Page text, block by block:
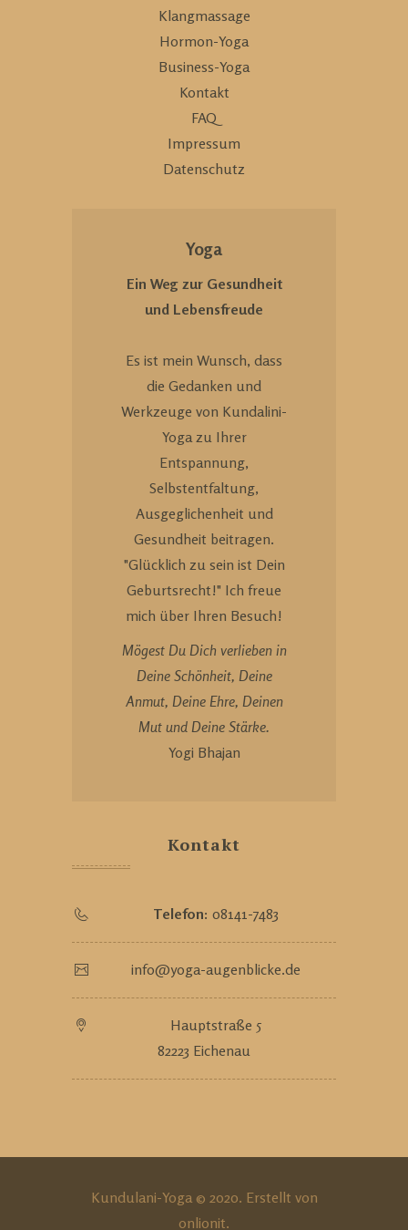
Klangmassage
Hormon-Yoga
Business-Yoga
Kontakt
FAQ
Impressum
Datenschutz
Yoga
Ein Weg zur Gesundheit
und Lebensfreude
Es ist mein Wunsch, dass
die Gedanken und
Werkzeuge von Kundalini-
Yoga zu Ihrer
Entspannung,
Selbstentfaltung,
Ausgeglichenheit und
Gesundheit beitragen.
"Glücklich zu sein ist Dein
Geburtsrecht!" Ich freue
mich über Ihren Besuch!
Mögest Du Dich verlieben in
Deine Schönheit, Deine
Anmut, Deine Ehre, Deinen
Mut und Deine Stärke.
Yogi Bhajan
Kontakt
Telefon: 08141-7483
info@yoga-augenblicke.de
Hauptstraße 5
82223 Eichenau
Kundulani-Yoga © 2020. Erstellt von
onlionit.